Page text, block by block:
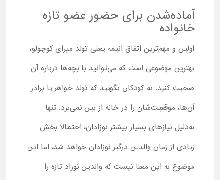
آماده‌شدن برای حضور عضو تازه
خانواده
اولین و مهم‌ترین اتفاق انیمه یعنی تولد میرای کوچولو،
بهترین موضوعی است که می‌توانید با بچه‌ها درباره آن
صحبت کنید. به کودکان بگویید که تولد خواهر یا برادر
آن‌ها، موقعیت‌شان را در خانه از بین نمی‌برد. تنها
به‌دلیل نیازهای بسیار بیشتر نوزادان، احتمالا بخش
زیادی از زمان والدین درگیر نوزادان خواهد شد، اما این
موضوع به این معنا نیست که والدین نوزاد تازه را